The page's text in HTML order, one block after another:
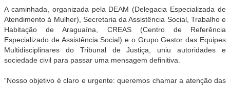
A caminhada, organizada pela DEAM (Delegacia Especializada de
Atendimento à Mulher), Secretaria da Assistência Social, Trabalho e
Habitação de Araguaína, CREAS (Centro de Referência
Especializado de Assistência Social) e o Grupo Gestor das Equipes
Multidisciplinares do Tribunal de Justiça, uniu autoridades e
sociedade civil para passar uma mensagem definitiva.
“Nosso objetivo é claro e urgente: queremos chamar a atenção das